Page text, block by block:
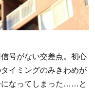
号がない交差点。初心
イミングのみきわめが
になってしまった……と